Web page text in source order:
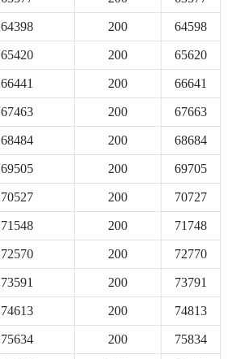
64398 200 64598
65420 200 65620
66441 200 66641
67463 200 67663
68484 200 68684
69505 200 69705
70527 200 70727
71548 200 71748
72570 200 72770
73591 200 73791
74613 200 74813
75634 200 75834